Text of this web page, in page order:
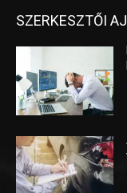
SZERKESZTŐI